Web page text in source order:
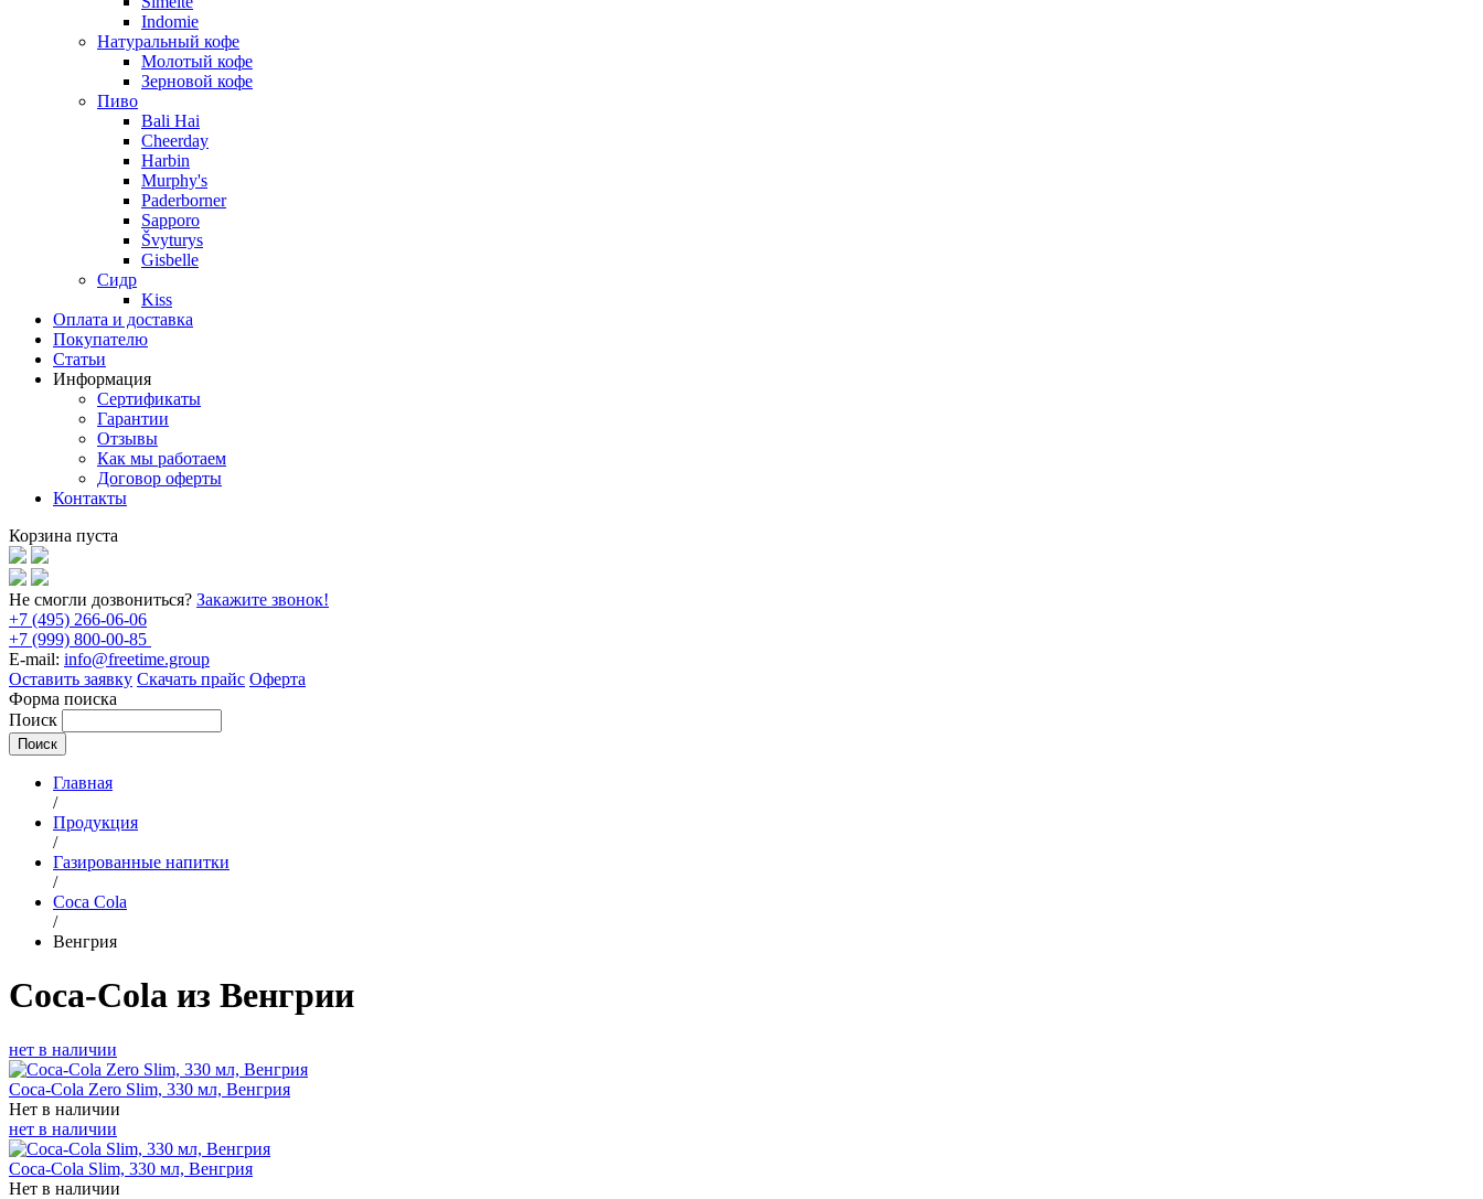
Indomie
Натуральный кофе
Молотый кофе
Зерновой кофе
Пиво
Bali Hai
Cheerday
Harbin
Murphy's
Paderborner
Sapporo
Švyturys
Gisbelle
Сидр
Kiss
Оплата и доставка
Покупателю
Статьи
Информация
Сертификаты
Гарантии
Отзывы
Как мы работаем
Договор оферты
Контакты
Корзина пуста
Не смогли дозвониться? Закажите звонок!
+7 (495) 266-06-06
+7 (999) 800-00-85
E-mail: info@freetime.group
Оставить заявку Скачать прайс Оферта
Форма поиска
Поиск
Главная
/
Продукция
/
Газированные напитки
/
Coca Cola
/
Венгрия
Coca-Cola из Венгрии
нет в наличии
Coca-Cola Zero Slim, 330 мл, Венгрия
Нет в наличии
нет в наличии
Coca-Cola Slim, 330 мл, Венгрия
Нет в наличии